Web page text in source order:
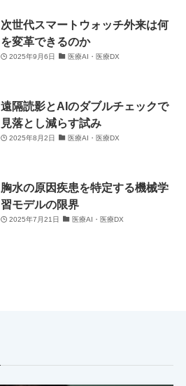
次世代スマートウォッチ外来は何
を変革できるのか
2025年9月6日 医療AI・医療DX
遠隔読影とAIのダブルチェックで
見落とし減らす試み
2025年8月2日 医療AI・医療DX
胸水の原因疾患を特定する機械学
習モデルの限界
2025年7月21日 医療AI・医療DX